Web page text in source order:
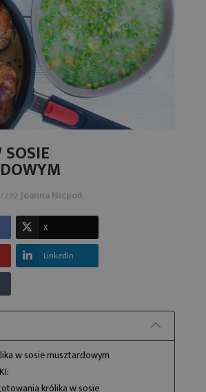
Joanna Nicpoń
X
LinkedIn
w sosie musztardowym
królika w sosie